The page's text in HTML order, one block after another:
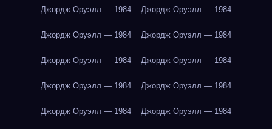
Джордж Оруэлл — 1984 Джордж Оруэлл — 1984
Джордж Оруэлл — 1984 Джордж Оруэлл — 1984
Джордж Оруэлл — 1984 Джордж Оруэлл — 1984
Джордж Оруэлл — 1984 Джордж Оруэлл — 1984
Джордж Оруэлл — 1984 Джордж Оруэлл — 1984